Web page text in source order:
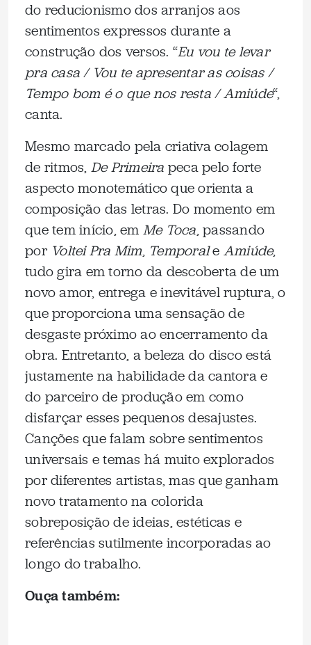
do reducionismo dos arranjos aos
sentimentos expressos durante a
construção dos versos. “Eu vou te levar
pra casa / Vou te apresentar as coisas /
Tempo bom é o que nos resta / Amiúde“,
canta.
Mesmo marcado pela criativa colagem
de ritmos, De Primeira peca pelo forte
aspecto monotemático que orienta a
composição das letras. Do momento em
que tem início, em Me Toca, passando
por Voltei Pra Mim, Temporale Amiúde,
tudo gira em torno da descoberta de um
novo amor, entrega e inevitável ruptura, o
que proporciona uma sensação de
desgaste próximo ao encerramento da
obra. Entretanto, a beleza do disco está
justamente na habilidade da cantora e
do parceiro de produção em como
disfarçar esses pequenos desajustes.
Canções que falam sobre sentimentos
universais e temas há muito explorados
por diferentes artistas, mas que ganham
novo tratamento na colorida
sobreposição de ideias, estéticas e
referências sutilmente incorporadas ao
longo do trabalho.
Ouça também: